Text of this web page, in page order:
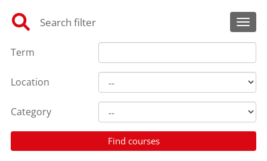
Search filter
Term
Location
Category